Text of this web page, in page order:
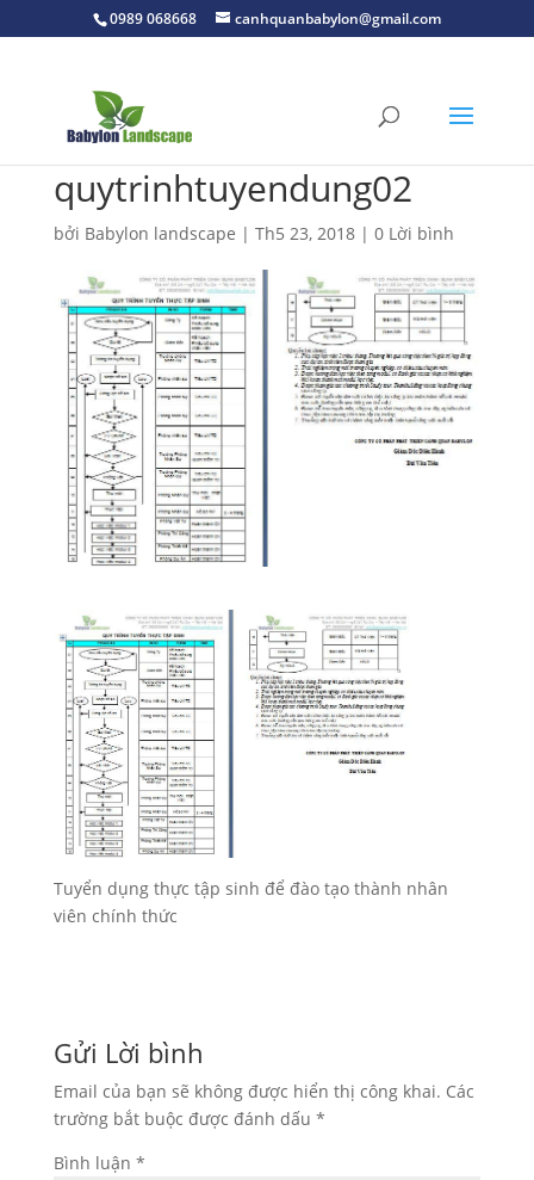
0989 068668 canhquanbabylon@gmail.com
quytrinhtuyendung02
bởi Babylon landscape | Th5 23, 2018| 0 Lời bình
Tuyển dụng thực tập sinh để đào tạo thành nhân
viên chính thức
Gửi Lời bình
Email của bạn sẽ không được hiển thị công khai. Các
trường bắt buộc được đánh dấu *
Bình luận *